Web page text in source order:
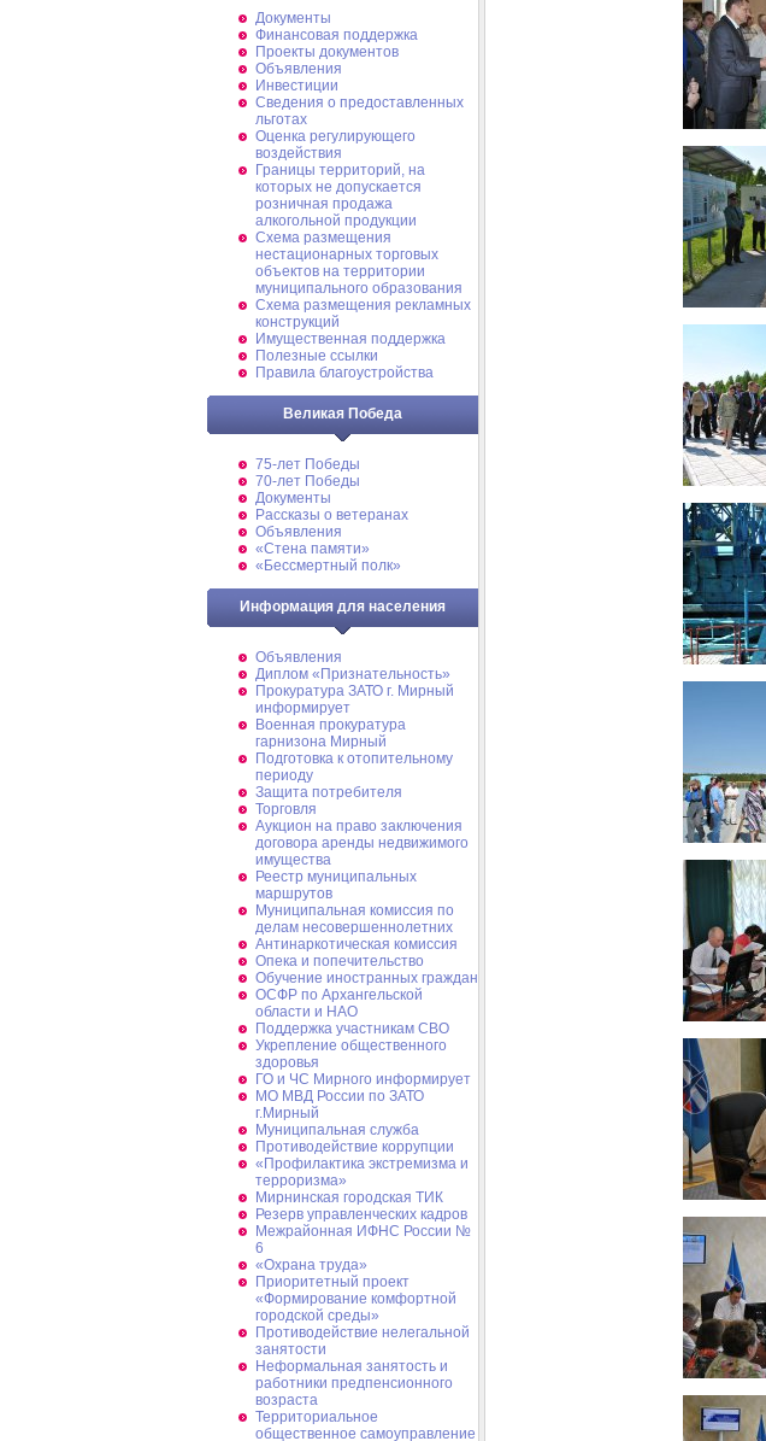
Документы
Финансовая поддержка
Проекты документов
Объявления
Инвестиции
Сведения о предоставленных
льготах
Оценка регулирующего
воздействия
Границы территорий, на
которых не допускается
розничная продажа
алкогольной продукции
Схема размещения
нестационарных торговых
объектов на территории
муниципального образования
Схема размещения рекламных
конструкций
Имущественная поддержка
Полезные ссылки
Правила благоустройства
Великая Победа
75-лет Победы
70-лет Победы
Документы
Рассказы о ветеранах
Объявления
«Стена памяти»
«Бессмертный полк»
Информация для населения
Объявления
Диплом «Признательность»
Прокуратура ЗАТО г. Мирный
информирует
Военная прокуратура
гарнизона Мирный
Подготовка к отопительному
периоду
Защита потребителя
Торговля
Аукцион на право заключения
договора аренды недвижимого
имущества
Реестр муниципальных
маршрутов
Муниципальная комиссия по
делам несовершеннолетних
Антинаркотическая комиссия
Опека и попечительство
Обучение иностранных граждан
ОСФР по Архангельской
области и НАО
Поддержка участникам СВО
Укрепление общественного
здоровья
ГО и ЧС Мирного информирует
МО МВД России по ЗАТО
г.Мирный
Муниципальная cлужба
Противодействие коррупции
«Профилактика экстремизма и
терроризма»
Мирнинская городская ТИК
Резерв управленческих кадров
Межрайонная ИФНС России №
6
«Охрана труда»
Приоритетный проект
«Формирование комфортной
городской среды»
Противодействие нелегальной
занятости
Неформальная занятость и
работники предпенсионного
возраста
Территориальное
общественное самоуправление